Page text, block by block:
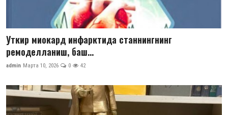
Уткир миокард инфарктида станнингнинг
ремоделланиш, баш...
admin Марта 10, 2026 0 42